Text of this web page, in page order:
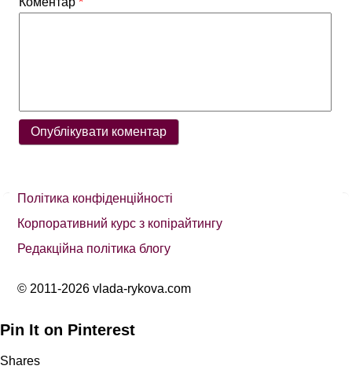
Політика конфіденційності
Корпоративний курс з копірайтингу
Редакційна політика блогу
© 2011-2026 vlada-rykova.com
Pin It on Pinterest
Shares